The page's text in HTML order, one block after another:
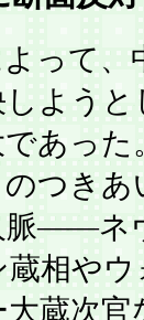
って、
ようと
あった
つきあ
脈――ネ
相や
大蔵次